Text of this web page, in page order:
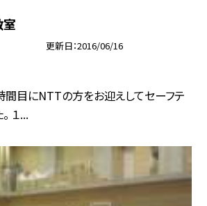
室
更新日 2016/06/16
間目にNTTの方をお迎えしてセーフテ
１...